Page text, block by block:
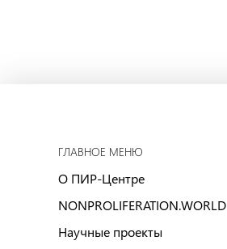
ГЛАВНОЕ МЕНЮ
О ПИР-Центре
NONPROLIFERATION.WORLD
Научные проекты